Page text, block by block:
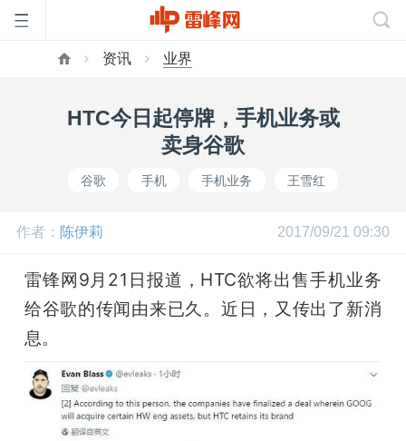
网
开
资讯 业界
HTC今日起停牌，手机业务或
卖身谷歌
谷歌 手机 手机业务 王雪红
作者： 陈伊莉 2017/09/21 09:30
雷锋网9月21日报道，HTC欲将出售手机业务
给谷歌的传闻由来已久。近日，又传出了新消
息。